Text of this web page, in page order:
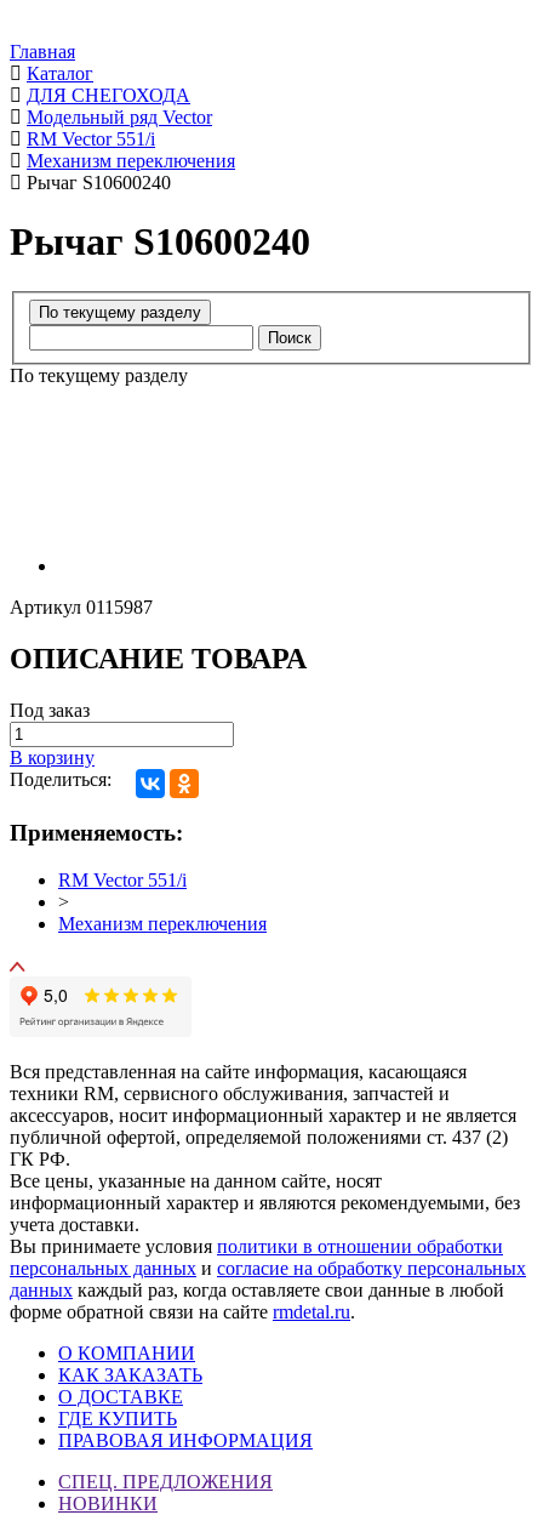
Главная
Каталог
ДЛЯ СНЕГОХОДА
Модельный ряд Vector
RM Vector 551/i
Механизм переключения
Рычаг S10600240
Рычаг S10600240
Поиск
По текущему разделу
Артикул 0115987
ОПИСАНИЕ ТОВАРА
Под заказ
В корзину
Поделиться:
Применяемость:
RM Vector 551/i
>
Механизм переключения
Вся представленная на сайте информация, касающаяся
техники RM, сервисного обслуживания, запчастей и
аксессуаров, носит информационный характер и не является
публичной офертой, определяемой положениями ст. 437 (2)
ГК РФ.
Все цены, указанные на данном сайте, носят
информационный характер и являются рекомендуемыми, без
учета доставки.
Вы принимаете условия политики в отношении обработки
персональных данных и согласие на обработку персональных
данных каждый раз, когда оставляете свои данные в любой
форме обратной связи на сайте rmdetal.ru.
О КОМПАНИИ
КАК ЗАКАЗАТЬ
О ДОСТАВКЕ
ГДЕ КУПИТЬ
ПРАВОВАЯ ИНФОРМАЦИЯ
СПЕЦ. ПРЕДЛОЖЕНИЯ
НОВИНКИ